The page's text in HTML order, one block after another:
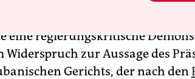
eine regierungskritische
Widerspruch zur Aussage des
Gerichts, der nach den